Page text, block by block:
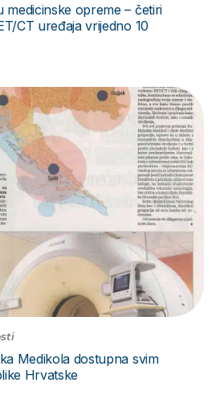
medicinske opreme – četiri
CT uređaja vrijedno 10
Medikola dostupna svim
Hrvatske